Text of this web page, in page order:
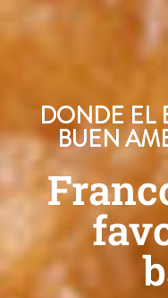
DONDE EL
BUEN